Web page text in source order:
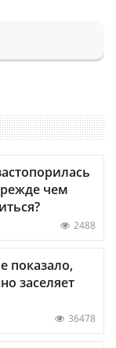
чем
2488
показало,
заселяет
36478